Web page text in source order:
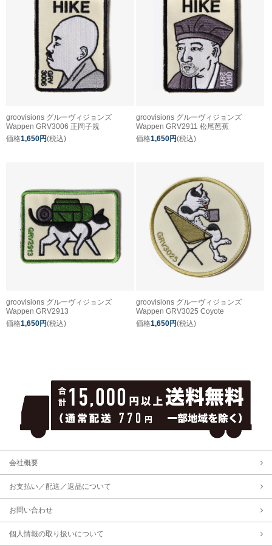
groovisions グルーヴィジョンズ
Wappen GRV3006 正岡子規
価格1,650円(税込)
groovisions グルーヴィジョンズ
Wappen GRV2911 松尾芭蕉
価格1,650円(税込)
groovisions グルーヴィジョンズ
Wappen GRV2913
価格1,650円(税込)
groovisions グルーヴィジョンズ
Wappen GRV3025 Coyote
価格1,650円(税込)
会社概要
お支払い／配送／返品について
お問い合わせ
個人情報の取り扱いについて